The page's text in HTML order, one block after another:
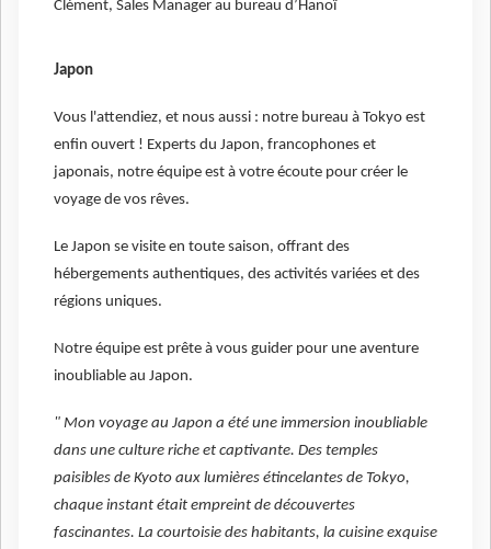
Clément, Sales Manager au bureau d’Hanoï
Japon
Vous l'attendiez, et nous aussi : notre bureau à Tokyo est
enfin ouvert ! Experts du Japon, francophones et
japonais, notre équipe est à votre écoute pour créer le
voyage de vos rêves.
Le Japon se visite en toute saison, offrant des
hébergements authentiques, des activités variées et des
régions uniques.
Notre équipe est prête à vous guider pour une aventure
inoubliable au Japon.
" Mon voyage au Japon a été une immersion inoubliable
dans une culture riche et captivante. Des temples
paisibles de Kyoto aux lumières étincelantes de Tokyo,
chaque instant était empreint de découvertes
fascinantes. La courtoisie des habitants, la cuisine exquise